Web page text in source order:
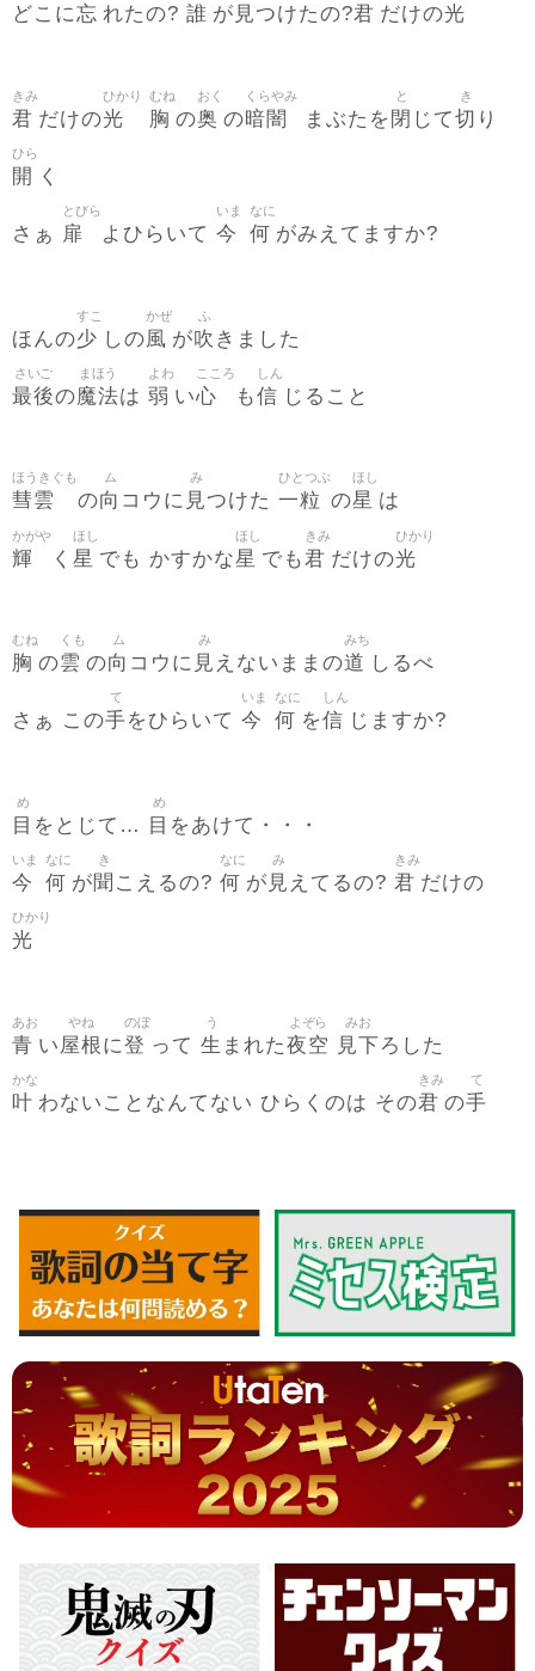
どこに忘 れたの? 誰 が 見つけたの?君 だけの光
君
きみ
だけの光
ひかり
胸
むね
の奥
おく
の暗闇
くらやみ
まぶたを 閉
と
じて切
き
り
開
ひら
く
さぁ 扉
とびら
よひらいて 今
いま
何
なに
がみえてますか?
ほんの少
すこ
しの風
かぜ
が吹
ふ
きました
最後
さいご
の魔法
まほう
は 弱
よわ
い心
こころ
も信
しん
じること
彗雲
ほうきぐも
の向
ム
コウに 見
み
つけた 一粒
ひとつぶ
の星
ほし
は
輝
かがや
く 星
ほし
でも かすかな星
ほし
でも君
きみ
だけの光
ひかり
胸
むね
の雲
くも
の向
ム
コウに 見
み
えないままの道
みち
しるべ
さぁ この手
て
をひらいて 今
いま
何
なに
を信
しん
じますか?
目
め
をとじて… 目
め
をあけて・・・
今
いま
何
なに
が聞
き
こえるの? 何
なに
が 見
み
えてるの? 君
きみ
だけの
光
ひかり
青
あお
い 屋根
やね
に登
のぼ
って 生
う
まれた夜空
よぞら
見下
みお
ろした
叶
かな
わないことなんてない ひらくのは その君
きみ
の手
て